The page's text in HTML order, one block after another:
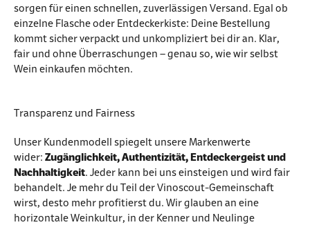
sorgen für einen schnellen, zuverlässigen Versand. Egal ob
einzelne Flasche oder Entdeckerkiste: Deine Bestellung
kommt sicher verpackt und unkompliziert bei dir an. Klar,
fair und ohne Überraschungen – genau so, wie wir selbst
Wein einkaufen möchten.
Transparenz und Fairness
Unser Kundenmodell spiegelt unsere Markenwerte
wider: Zugänglichkeit, Authentizität, Entdeckergeist und
Nachhaltigkeit. Jeder kann bei uns einsteigen und wird fair
behandelt. Je mehr du Teil der Vinoscout-Gemeinschaft
wirst, desto mehr profitierst du. Wir glauben an eine
horizontale Weinkultur, in der Kenner und Neulinge